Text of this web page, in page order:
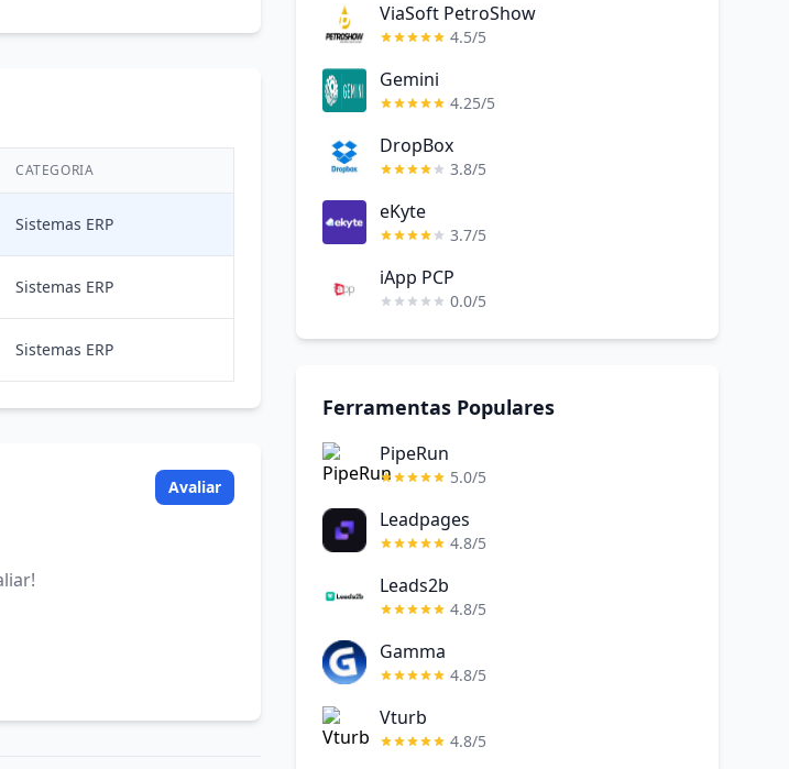
CATEGORIA
Sistemas ERP
Sistemas ERP
Sistemas ERP
Avaliar
ViaSoft PetroShow
4.5/5
Gemini
4.25/5
DropBox
3.8/5
eKyte
3.7/5
iApp PCP
0.0/5
Ferramentas Populares
PipeRun
5.0/5
Leadpages
4.8/5
Leads2b
4.8/5
Gamma
4.8/5
Vturb
4.8/5